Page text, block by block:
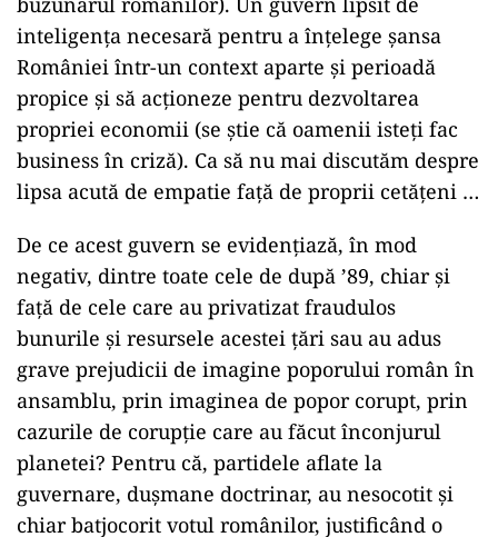
inteligența necesară pentru a înțelege șansa
României într-un context aparte și perioadă
propice și să acționeze pentru dezvoltarea
propriei economii (se știe că oamenii isteți fac
business în criză). Ca să nu mai discutăm despre
lipsa acută de empatie față de proprii cetățeni …
De ce acest guvern se evidențiază, în mod
negativ, dintre toate cele de după ’89, chiar și
față de cele care au privatizat fraudulos
bunurile și resursele acestei țări sau au adus
grave prejudicii de imagine poporului român în
ansamblu, prin imaginea de popor corupt, prin
cazurile de corupție care au făcut înconjurul
planetei? Pentru că, partidele aflate la
guvernare, dușmane doctrinar, au nesocotit și
chiar batjocorit votul românilor, justificând o